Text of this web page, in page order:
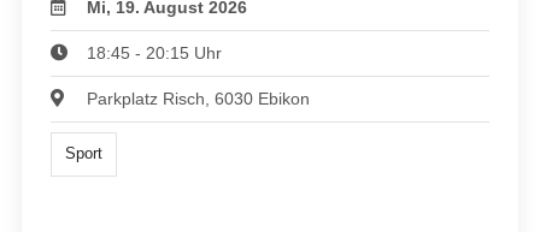
Mi, 19. August 2026
18:45 - 20:15 Uhr
Parkplatz Risch, 6030 Ebikon
Sport